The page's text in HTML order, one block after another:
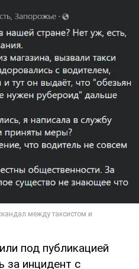
под публикацией
за инцидент с